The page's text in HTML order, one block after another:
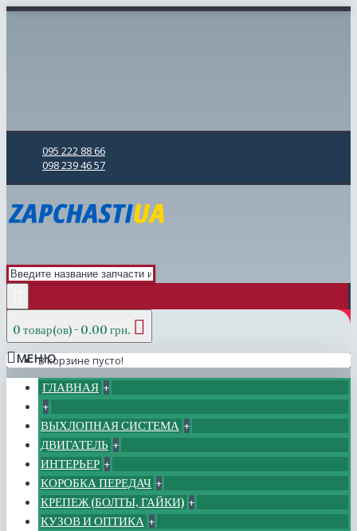
095 222 88 66
098 239 46 57
0 товар(ов) - 0.00 грн.
В корзине пусто!
МЕНЮ
ГЛАВНАЯ +
+
ВЫХЛОПНАЯ СИСТЕМА +
ДВИГАТЕЛЬ +
ИНТЕРЬЕР +
КОРОБКА ПЕРЕДАЧ +
КРЕПЕЖ (БОЛТЫ, ГАЙКИ) +
КУЗОВ И ОПТИКА +